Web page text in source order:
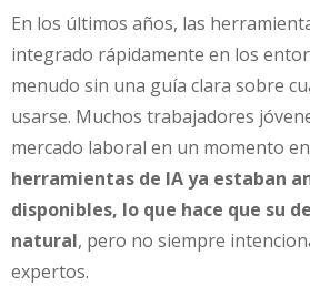
En los últimos años, las
integrado rápidamente en los
menudo sin una guía clara sobre
usarse. Muchos trabajadores
mercado laboral en un momento
herramientas de IA ya estaban
disponibles, lo que hace que su
natural, pero no siempre
expertos.